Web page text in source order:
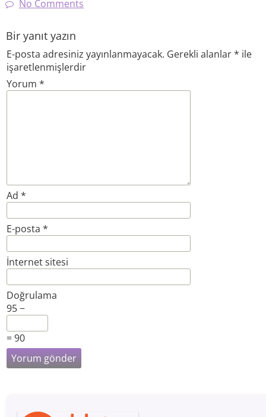
No Comments
Bir yanıt yazın
E-posta adresiniz yayınlanmayacak. Gerekli alanlar* ile
işaretlenmişlerdir
Yorum *
Ad *
E-posta *
İnternet sitesi
Doğrulama
95 −
= 90